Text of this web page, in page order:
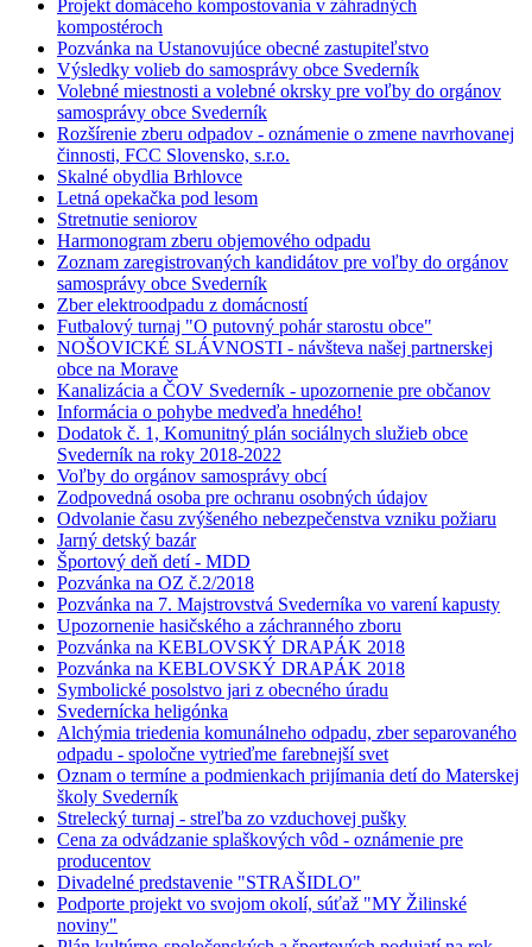
Projekt domáceho kompostovania v záhradných
kompostéroch
Pozvánka na Ustanovujúce obecné zastupiteľstvo
Výsledky volieb do samosprávy obce Svederník
Volebné miestnosti a volebné okrsky pre voľby do orgánov
samosprávy obce Svederník
Rozšírenie zberu odpadov - oznámenie o zmene navrhovanej
činnosti, FCC Slovensko, s.r.o.
Skalné obydlia Brhlovce
Letná opekačka pod lesom
Stretnutie seniorov
Harmonogram zberu objemového odpadu
Zoznam zaregistrovaných kandidátov pre voľby do orgánov
samosprávy obce Svederník
Zber elektroodpadu z domácností
Futbalový turnaj "O putovný pohár starostu obce"
NOŠOVICKÉ SLÁVNOSTI - návšteva našej partnerskej
obce na Morave
Kanalizácia a ČOV Svederník - upozornenie pre občanov
Informácia o pohybe medveďa hnedého!
Dodatok č. 1, Komunitný plán sociálnych služieb obce
Svederník na roky 2018-2022
Voľby do orgánov samosprávy obcí
Zodpovedná osoba pre ochranu osobných údajov
Odvolanie času zvýšeného nebezpečenstva vzniku požiaru
Jarný detský bazár
Športový deň detí - MDD
Pozvánka na OZ č.2/2018
Pozvánka na 7. Majstrovstvá Svederníka vo varení kapusty
Upozornenie hasičského a záchranného zboru
Pozvánka na KEBLOVSKÝ DRAPÁK 2018
Pozvánka na KEBLOVSKÝ DRAPÁK 2018
Symbolické posolstvo jari z obecného úradu
Svedernícka heligónka
Alchýmia triedenia komunálneho odpadu, zber separovaného
odpadu - spoločne vytrieďme farebnejší svet
Oznam o termíne a podmienkach prijímania detí do Materskej
školy Svederník
Strelecký turnaj - streľba zo vzduchovej pušky
Cena za odvádzanie splaškových vôd - oznámenie pre
producentov
Divadelné predstavenie "STRAŠIDLO"
Podporte projekt vo svojom okolí, súťaž "MY Žilinské
noviny"